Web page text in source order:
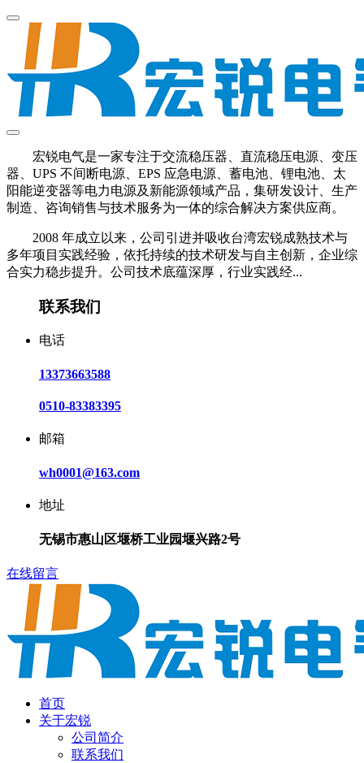
宏锐电气是一家专注于交流稳压器、直流稳压电源、变压
器、UPS 不间断电源、EPS 应急电源、蓄电池、锂电池、太
阳能逆变器等电力电源及新能源领域产品，集研发设计、生产
制造、咨询销售与技术服务为一体的综合解决方案供应商。
2008 年成立以来，公司引进并吸收台湾宏锐成熟技术与
多年项目实践经验，依托持续的技术研发与自主创新，企业综
合实力稳步提升。公司技术底蕴深厚，行业实践经...
联系我们
电话
13373663588
0510-83383395
邮箱
wh0001@163.com
地址
无锡市惠山区堰桥工业园堰兴路2号
在线留言
首页
关于宏锐
公司简介
联系我们